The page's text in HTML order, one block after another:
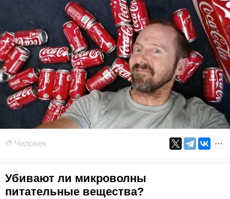
Человек
Убивают ли микроволны
питательные вещества?